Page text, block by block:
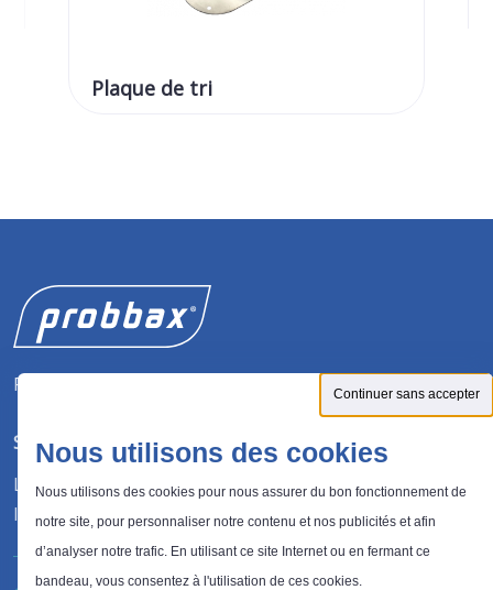
Plaque de tri
Fabricant de solutions pour la gestion des déchets.
SUIVEZ-NOUS
LinkedIn
Instagram
Continuer sans accepter
Nous utilisons des cookies
Nous utilisons des cookies pour nous assurer du bon fonctionnement de
notre site, pour personnaliser notre contenu et nos publicités et afin
d’analyser notre trafic. En utilisant ce site Internet ou en fermant ce
bandeau, vous consentez à l'utilisation de ces cookies.